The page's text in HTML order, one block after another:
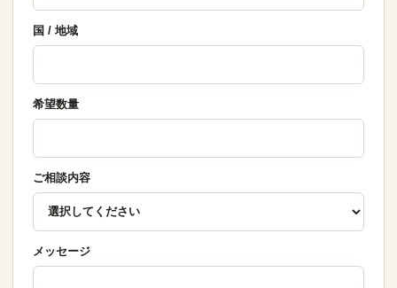
国 / 地域
希望数量
ご相談内容
メッセージ